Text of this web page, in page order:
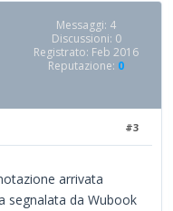
Messaggi: 4
Discussioni: 0
Registrato: Feb 2016
Reputazione: 0
#3
arrivata
segnalata da Wubook